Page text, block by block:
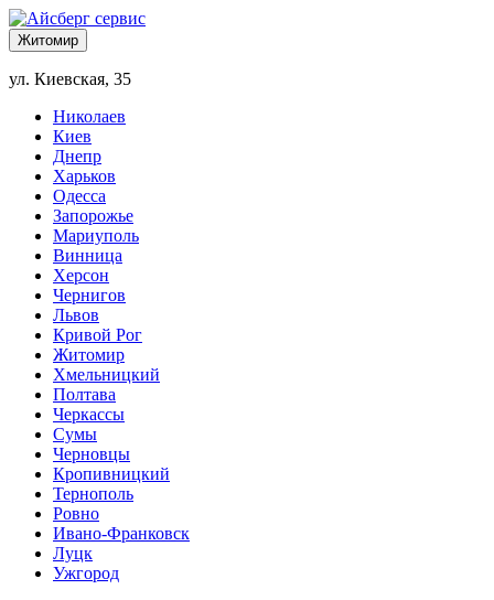
Житомир
ул. Киевская, 35
Николаев
Киев
Днепр
Харьков
Одесса
Запорожье
Мариуполь
Винница
Херсон
Чернигов
Львов
Кривой Рог
Житомир
Хмельницкий
Полтава
Черкассы
Сумы
Черновцы
Кропивницкий
Тернополь
Ровно
Ивано-Франковск
Луцк
Ужгород